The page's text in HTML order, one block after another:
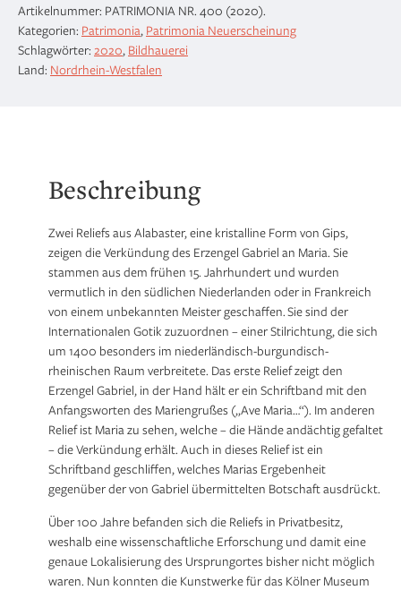
der
Verkündigung
an
Maria
Artikelnummer: PATRIMONIA NR. 400 (2020).
Kategorien: Patrimonia, Patrimonia Neuerscheinung
Schlagwörter: 2020, Bildhauerei
Land: Nordrhein-Westfalen
Beschreibung
Zwei Reliefs aus Alabaster, eine kristalline Form von Gips,
zeigen die Verkündung des Erzengel Gabriel an Maria. Sie
stammen aus dem frühen 15. Jahrhundert und wurden
vermutlich in den südlichen Niederlanden oder in Frankreich
von einem unbekannten Meister geschaffen. Sie sind der
Internationalen Gotik zuzuordnen – einer Stilrichtung, die sich
um 1400 besonders im niederländisch-burgundisch-
rheinischen Raum verbreitete. Das erste Relief zeigt den
Erzengel Gabriel, in der Hand hält er ein Schriftband mit den
Anfangsworten des Mariengrußes („Ave Maria…“). Im anderen
Relief ist Maria zu sehen, welche – die Hände andächtig gefaltet
– die Verkündung erhält. Auch in dieses Relief ist ein
Schriftband geschliffen, welches Marias Ergebenheit
gegenüber der von Gabriel übermittelten Botschaft ausdrückt.
Über 100 Jahre befanden sich die Reliefs in Privatbesitz,
weshalb eine wissenschaftliche Erforschung und damit eine
genaue Lokalisierung des Ursprungortes bisher nicht möglich
waren. Nun konnten die Kunstwerke für das Kölner Museum